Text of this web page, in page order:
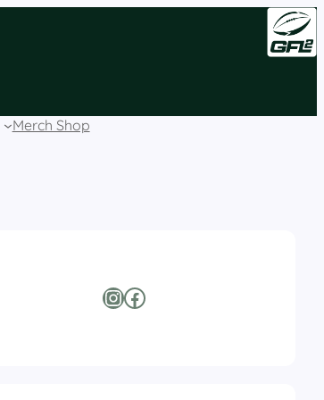
Merch Shop
InstagramFacebook